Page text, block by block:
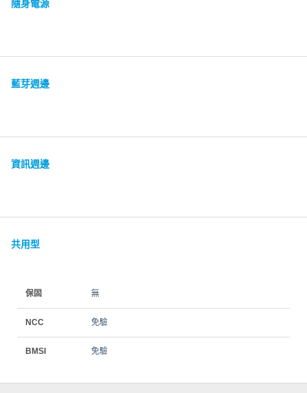
隨身電源
藍芽週邊
資訊週邊
共用型
保固 無
NCC 免驗
BMSI 免驗